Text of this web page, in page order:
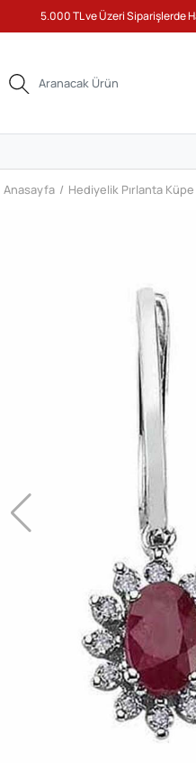
5.000 TL ve Üzeri Siparişlerde
Anasayfa Hediyelik Pırlanta Küpe